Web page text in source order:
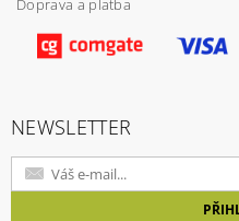
NEWSLETTER